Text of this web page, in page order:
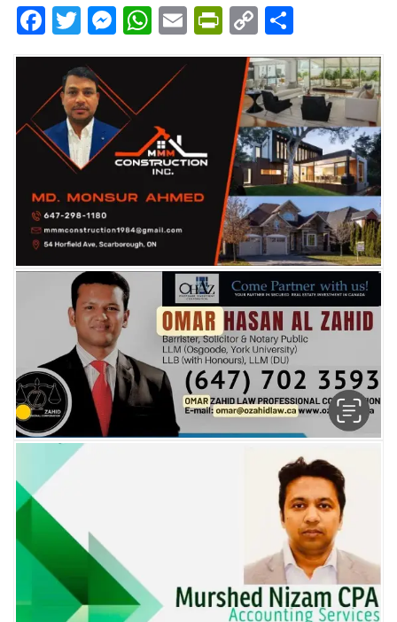
Facebook
Twitter
Messenger
WhatsApp
EmailPrintFriendly
Copy
Link